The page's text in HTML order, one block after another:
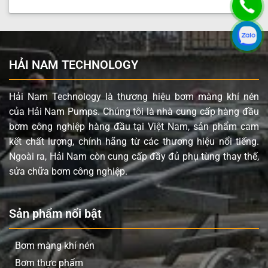
An toàn trong môi trường dễ cháy nổ: Hoạt động
bằng khí nén, bơm không cần điện, loại bỏ nguy cơ
phát sinh tia lửa điện, đảm bảo an toàn tối đa khi
vận chuyển dung môi, hóa chất dễ cháy.
Khả năng xử lý chất rắn: Cho phép chất rắn có kích
thước lên đến 3 mm đi qua, phù hợp với các ứng
dụng có chất lỏng lẫn tạp chất hoặc bùn.
Độ bền cơ học cao: Màng backup Santoprene tăng
cường độ bền và tuổi thọ cho hệ thống màng, giảm
thiểu thời gian ngừng máy để bảo trì.
Thiết kế tối ưu: Phần trung tâm, đế bi và giảm thanh
đều làm từ Polypropylene, đồng bộ về khả năng
chống ăn mòn và độ bền, dễ dàng tháo lắp và bảo
dưỡng.
Vận hành ổn định: Đảm bảo lưu lượng 52 L/phút và
áp lực 7 bar, đáp ứng tốt nhu cầu bơm chuyển trong
HẢI NAM TECHNOLOGY
Hải Nam Technology là thương hiệu bơm màng khí nén
của Hải Nam Pumps. Chúng tôi là nhà cung cấp hàng đầu
bơm công nghiệp hàng đầu tại Việt Nam, sản phẩm cam
kết chất lượng, chính hãng từ các thương hiệu nổi tiếng.
Ngoài ra, Hải Nam còn cung cấp đầy đủ phụ tùng thay thế,
sửa chữa bơm công nghiệp.
Sản phẩm nổi bật
Bơm màng khí nén
Bơm thực phẩm